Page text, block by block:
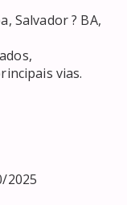
Salvador ? BA,
vias.
2025